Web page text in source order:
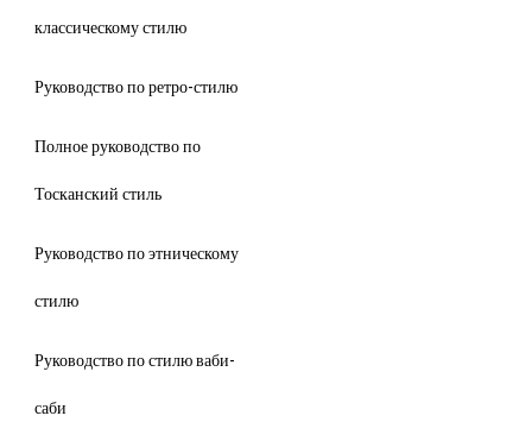
классическому стилю
Руководство по ретро-стилю
Полное руководство по
Тосканский стиль
Руководство по этническому
стилю
Руководство по стилю ваби-
саби